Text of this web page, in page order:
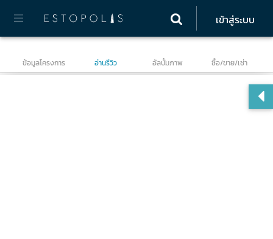
เข้าสู่ระบบ
ข้อมูลโครงการ อ่านรีวิว อัลบั้มภาพ ซื้อ/ขาย/เช่า